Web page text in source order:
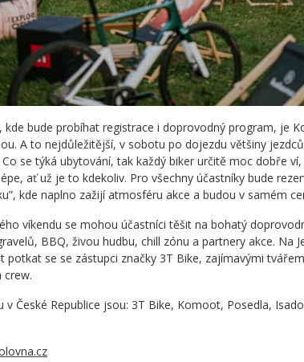
kde bude probíhat registrace i doprovodný program, je
A to nejdůležitější, v sobotu po dojezdu většiny
se týká ubytování, tak každý biker určitě moc dobře
ať už je to kdekoliv. Pro všechny účastníky bude
kde naplno zažijí atmosféru akce a budou v samém
víkendu se mohou účastníci těšit na bohatý
BBQ, živou hudbu, chill zónu a partnery akce. Na
potkat se se zástupci značky 3T Bike, zajímavými
crew.
v České Republice jsou: 3T Bike, Komoot, Posedla,